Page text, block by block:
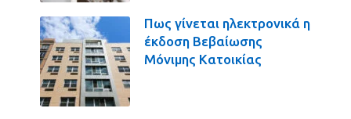
Πως γίνεται ηλεκτρονικά η
έκδοση Βεβαίωσης
Μόνιμης Κατοικίας